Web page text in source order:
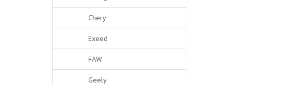
Chery
Exeed
FAW
Geely